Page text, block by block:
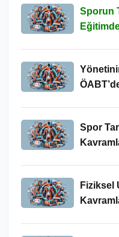
Sporun
Spor
Fiziksel